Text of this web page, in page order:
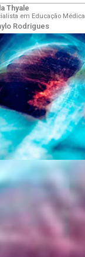
Thyale
em Educação Médica
Rodrigues